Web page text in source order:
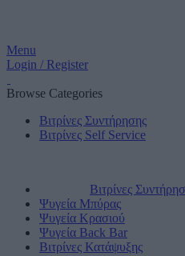
Menu
Login / Register
Browse Categories
Βιτρίνες Συντήρησης
Βιτρίνες Self Service
Βιτρίνες
Ψυγεία Μπύρας
Ψυγεία Κρασιού
Ψυγεία Back Bar
Βιτρίνες Κατάψυξης